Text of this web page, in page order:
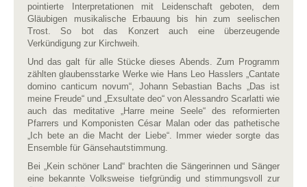
pointierte Interpretationen mit Leidenschaft geboten, dem
Gläubigen musikalische Erbauung bis hin zum seelischen
Trost. So bot das Konzert auch eine überzeugende
Verkündigung zur Kirchweih.
Und das galt für alle Stücke dieses Abends. Zum Programm
zählten glaubensstarke Werke wie Hans Leo Hasslers „Cantate
domino canticum novum“, Johann Sebastian Bachs „Das ist
meine Freude“ und „Exsultate deo“ von Alessandro Scarlatti wie
auch das meditative „Harre meine Seele“ des reformierten
Pfarrers und Komponisten César Malan oder das pathetische
„Ich bete an die Macht der Liebe“. Immer wieder sorgte das
Ensemble für Gänsehautstimmung.
Bei „Kein schöner Land“ brachten die Sängerinnen und Sänger
eine bekannte Volksweise tiefgründig und stimmungsvoll zur